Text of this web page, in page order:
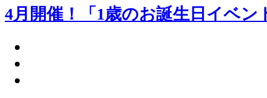
4月開催！「1歳のお誕生日イベン